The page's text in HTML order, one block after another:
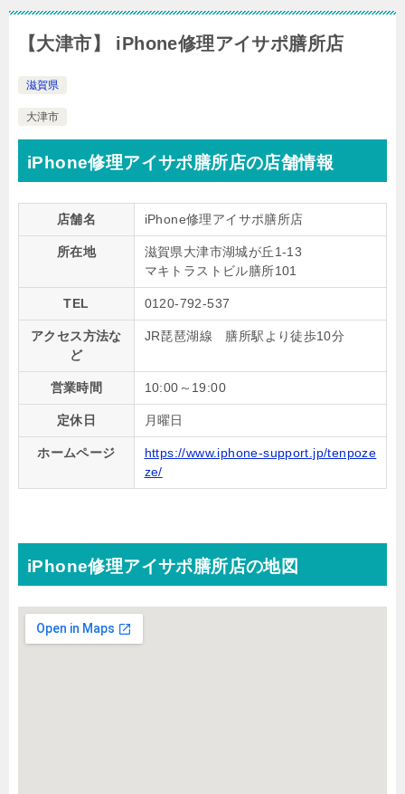
【大津市】 iPhone修理アイサポ膳所店
滋賀県
大津市
iPhone修理アイサポ膳所店の店舗情報
店舗名 iPhone修理アイサポ膳所店
所在地
滋賀県大津市湖城が丘1-13
マキトラストビル膳所101
TEL 0120-792-537
アクセス方法な
ど
JR琵琶湖線 膳所駅より徒歩10分
営業時間 10:00～19:00
定休日 月曜日
ホームページ
https://www.iphone-support.jp/tenpoze
ze/
iPhone修理アイサポ膳所店の地図